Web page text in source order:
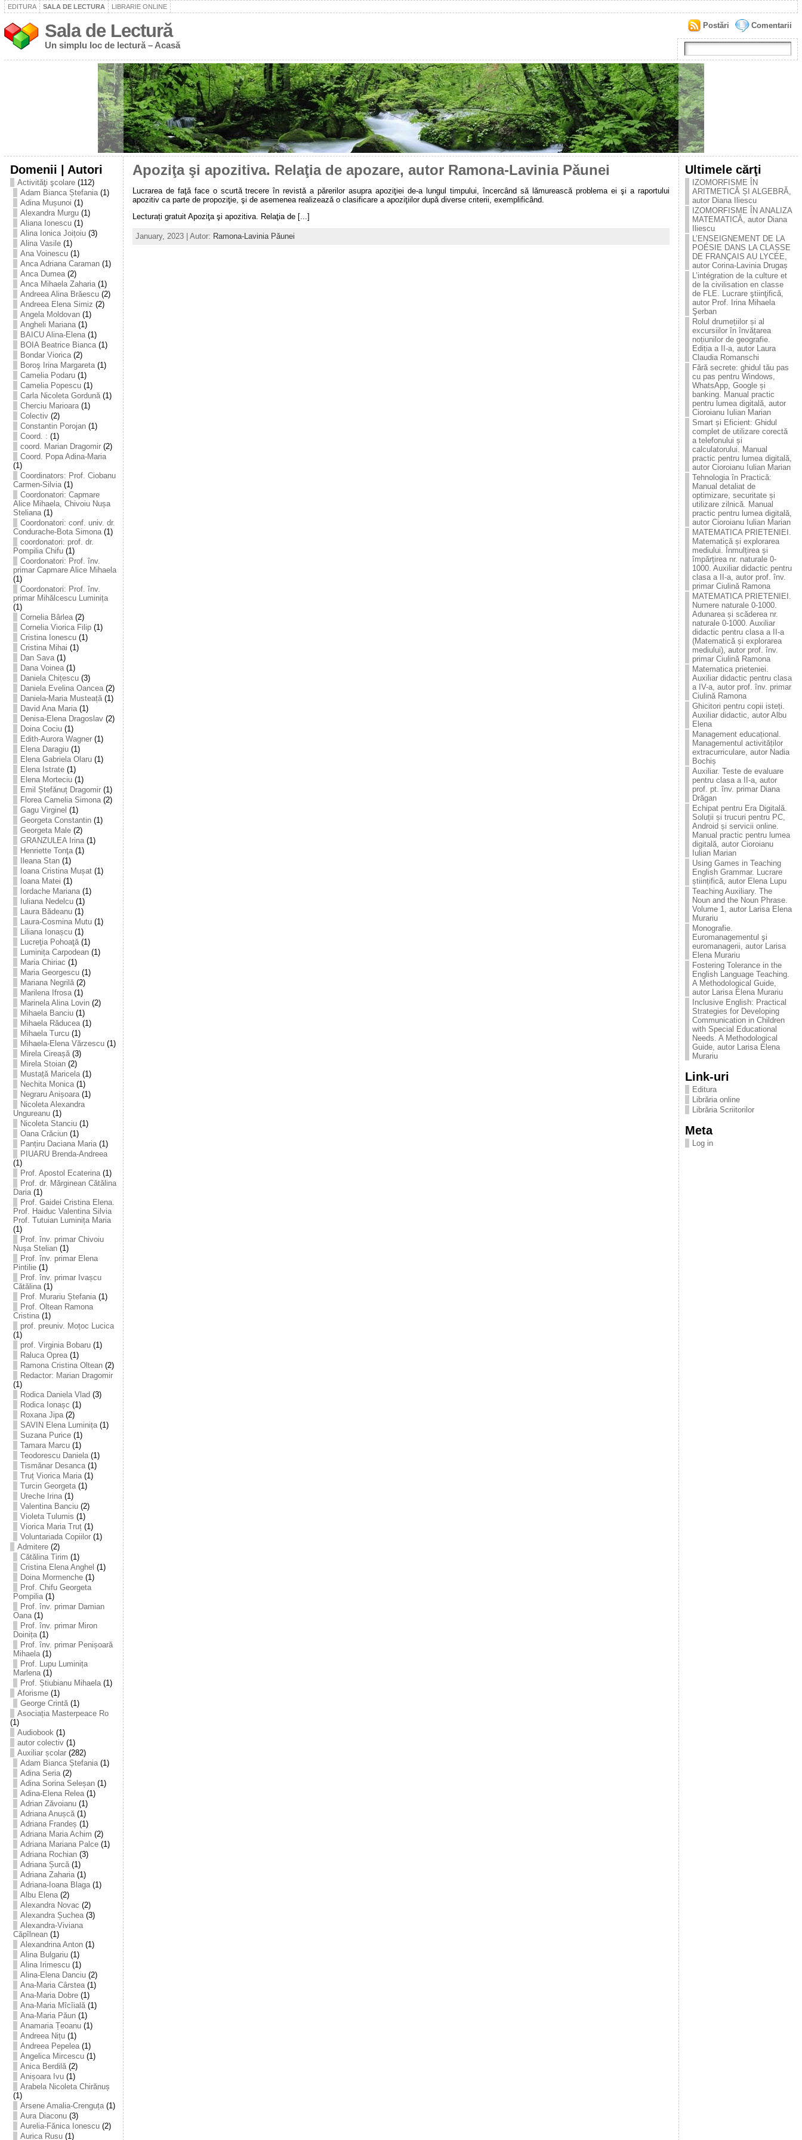
EDITURA SALA DE LECTURA LIBRARIE ONLINE
Sala de Lectură
Un simplu loc de lectură – Acasă
Comentarii
Postări
Domenii | Autori
Activităţi şcolare(112)
Adam Bianca Ștefania(1)
Adina Mușunoi (1)
Alexandra Murgu(1)
Aliana Ionescu(1)
Alina Ionica Joițoiu(3)
Alina Vasile(1)
Ana Voinescu(1)
Anca Adriana Caraman(1)
Anca Dumea(2)
Anca Mihaela Zaharia(1)
Andreea Alina Brăescu(2)
Andreea Elena Simiz (2)
Angela Moldovan(1)
Angheli Mariana(1)
BAICU Alina-Elena(1)
BOIA Beatrice Bianca(1)
Bondar Viorica(2)
Boroş Irina Margareta(1)
Camelia Podaru(1)
Camelia Popescu(1)
Carla Nicoleta Gordună(1)
Cherciu Marioara(1)
Colectiv(2)
Constantin Porojan(1)
Coord. : (1)
coord. Marian Dragomir(2)
Coord. Popa Adina-Maria
(1)
Coordinators: Prof. Ciobanu
Carmen-Silvia(1)
Coordonatori: Capmare
Alice Mihaela, Chivoiu Nușa
Steliana(1)
Coordonatori: conf. univ. dr.
Condurache-Bota Simona(1)
coordonatori: prof. dr.
Pompilia Chifu(1)
Coordonatori: Prof. înv.
primar Capmare Alice Mihaela
(1)
Coordonatori: Prof. înv.
primar Mihălcescu Luminița
(1)
Cornelia Bârlea(2)
Cornelia Viorica Filip(1)
Cristina Ionescu(1)
Cristina Mihai (1)
Dan Sava(1)
Dana Voinea(1)
Daniela Chițescu(3)
Daniela Evelina Oancea(2)
Daniela-Maria Musteață(1)
David Ana Maria(1)
Denisa-Elena Dragoslav(2)
Doina Cociu(1)
Edith-Aurora Wagner(1)
Elena Daragiu(1)
Elena Gabriela Olaru(1)
Elena Istrate(1)
Elena Morteciu(1)
Emil Ștefănuț Dragomir(1)
Florea Camelia Simona(2)
Gagu Virginel (1)
Georgeta Constantin(1)
Georgeta Male(2)
GRANZULEA Irina(1)
Henriette Tonţa(1)
Ileana Stan(1)
Ioana Cristina Mușat(1)
Ioana Matei (1)
Iordache Mariana(1)
Iuliana Nedelcu(1)
Laura Bădeanu(1)
Laura-Cosmina Mutu(1)
Liliana Ionașcu(1)
Lucreţia Pohoaţă(1)
Luminița Carpodean(1)
Maria Chiriac (1)
Maria Georgescu(1)
Mariana Negrilă(2)
Marilena Ifrosa(1)
Marinela Alina Lovin(2)
Mihaela Banciu(1)
Mihaela Răducea(1)
Mihaela Turcu(1)
Mihaela-Elena Vărzescu(1)
Mirela Cireașă(3)
Mirela Stoian(2)
Mustață Maricela(1)
Nechita Monica(1)
Negraru Anișoara(1)
Nicoleta Alexandra
Ungureanu(1)
Nicoleta Stanciu(1)
Oana Crăciun(1)
Panțiru Daciana Maria(1)
PIUARU Brenda-Andreea
(1)
Prof. Apostol Ecaterina(1)
Prof. dr. Mărginean Cătălina
Daria(1)
Prof. Gaidei Cristina Elena.
Prof. Haiduc Valentina Silvia
Prof. Tutuian Luminița Maria
(1)
Prof. înv. primar Chivoiu
Nușa Stelian(1)
Prof. înv. primar Elena
Pintilie(1)
Prof. înv. primar Ivașcu
Cătălina(1)
Prof. Murariu Ștefania(1)
Prof. Oltean Ramona
Cristina(1)
prof. preuniv. Moțoc Lucica
(1)
prof. Virginia Bobaru(1)
Raluca Oprea(1)
Ramona Cristina Oltean(2)
Redactor: Marian Dragomir
(1)
Rodica Daniela Vlad (3)
Rodica Ionașc (1)
Roxana Jipa(2)
SAVIN Elena Luminița(1)
Suzana Purice(1)
Tamara Marcu(1)
Teodorescu Daniela(1)
Tismănar Desanca(1)
Truț Viorica Maria(1)
Turcin Georgeta(1)
Ureche Irina(1)
Valentina Banciu(2)
Violeta Tulumis (1)
Viorica Maria Truț(1)
Voluntariada Copiilor(1)
Admitere(2)
Cătălina Tirim (1)
Cristina Elena Anghel (1)
Doina Mormenche(1)
Prof. Chifu Georgeta
Pompilia(1)
Prof. înv. primar Damian
Oana(1)
Prof. înv. primar Miron
Doinița(1)
Prof. înv. primar Penișoară
Mihaela(1)
Prof. Lupu Luminița
Marlena(1)
Prof. Știubianu Mihaela(1)
Aforisme(1)
George Crintă(1)
Asociația Masterpeace Ro
(1)
Audiobook(1)
autor colectiv(1)
Auxiliar școlar(282)
Adam Bianca Ștefania(1)
Adina Seria(2)
Adina Sorina Seleșan(1)
Adina-Elena Relea(1)
Adrian Zăvoianu(1)
Adriana Anușcă(1)
Adriana Frandeș (1)
Adriana Maria Achim (2)
Adriana Mariana Palce(1)
Adriana Rochian(3)
Adriana Șurcă(1)
Adriana Zaharia(1)
Adriana-Ioana Blaga(1)
Albu Elena(2)
Alexandra Novac (2)
Alexandra Șuchea(3)
Alexandra-Viviana
Căpîlnean(1)
Alexandrina Anton(1)
Alina Bulgariu(1)
Alina Irimescu(1)
Alina-Elena Danciu(2)
Ana-Maria Cârstea(1)
Ana-Maria Dobre(1)
Ana-Maria Mîcîială(1)
Ana-Maria Păun(1)
Anamaria Țeoanu(1)
Andreea Nițu(1)
Andreea Pepelea(1)
Angelica Mircescu(1)
Anica Berdilă(2)
Anișoara Ivu(1)
Arabela Nicoleta Chirănuș
(1)
Arsene Amalia-Crenguța(1)
Aura Diaconu(3)
Aurelia-Fănica Ionescu(2)
Aurica Rusu(1)
Apoziţa şi apozitiva. Relaţia de apozare, autor Ramona-Lavinia Pǎunei
Lucrarea de faţǎ face o scurtǎ trecere în revistǎ a pǎrerilor asupra apoziţiei de-a lungul timpului, încercând sǎ lǎmureascǎ problema ei şi a raportului
apozitiv ca parte de propoziţie, şi de asemenea realizeazǎ o clasificare a apoziţiilor dupǎ diverse criterii, exemplificând.
Lecturați gratuit Apoziţa şi apozitiva. Relaţia de [...]
January, 2023 | Autor: Ramona-Lavinia Pǎunei
Ultimele cărţi
IZOMORFISME ÎN
ARITMETICĂ ȘI ALGEBRĂ,
autor Diana Iliescu
IZOMORFISME ÎN ANALIZA
MATEMATICĂ, autor Diana
Iliescu
L’ENSEIGNEMENT DE LA
POÉSIE DANS LA CLASSE
DE FRANÇAIS AU LYCÉE,
autor Corina-Lavinia Drugaș
L’intégration de la culture et
de la civilisation en classe
de FLE. Lucrare ştiinţificǎ,
autor Prof. Irina Mihaela
Şerban
Rolul drumețiilor și al
excursiilor în învățarea
noțiunilor de geografie.
Ediția a II-a, autor Laura
Claudia Romanschi
Fără secrete: ghidul tău pas
cu pas pentru Windows,
WhatsApp, Google și
banking. Manual practic
pentru lumea digitală, autor
Cioroianu Iulian Marian
Smart și Eficient: Ghidul
complet de utilizare corectă
a telefonului și
calculatorului. Manual
practic pentru lumea digitală,
autor Cioroianu Iulian Marian
Tehnologia în Practică:
Manual detaliat de
optimizare, securitate și
utilizare zilnică. Manual
practic pentru lumea digitală,
autor Cioroianu Iulian Marian
MATEMATICA PRIETENIEI.
Matematică și explorarea
mediului. Înmulțirea și
împărțirea nr. naturale 0-
1000. Auxiliar didactic pentru
clasa a II-a, autor prof. înv.
primar Ciulină Ramona
MATEMATICA PRIETENIEI.
Numere naturale 0-1000.
Adunarea și scăderea nr.
naturale 0-1000. Auxiliar
didactic pentru clasa a II-a
(Matematică și explorarea
mediului), autor prof. înv.
primar Ciulină Ramona
Matematica prieteniei.
Auxiliar didactic pentru clasa
a IV-a, autor prof. înv. primar
Ciulină Ramona
Ghicitori pentru copii isteți.
Auxiliar didactic, autor Albu
Elena
Management educațional.
Managementul activităților
extracurriculare, autor Nadia
Bochiș
Auxiliar. Teste de evaluare
pentru clasa a II-a, autor
prof. pt. înv. primar Diana
Drăgan
Echipat pentru Era Digitală.
Soluții și trucuri pentru PC,
Android și servicii online.
Manual practic pentru lumea
digitală, autor Cioroianu
Iulian Marian
Using Games in Teaching
English Grammar. Lucrare
științifică, autor Elena Lupu
Teaching Auxiliary. The
Noun and the Noun Phrase.
Volume 1, autor Larisa Elena
Murariu
Monografie.
Euromanagementul şi
euromanagerii, autor Larisa
Elena Murariu
Fostering Tolerance in the
English Language Teaching.
A Methodological Guide,
autor Larisa Elena Murariu
Inclusive English: Practical
Strategies for Developing
Communication in Children
with Special Educational
Needs. A Methodological
Guide, autor Larisa Elena
Murariu
Link-uri
Editura
Librăria online
Librăria Scriitorilor
Meta
Log in